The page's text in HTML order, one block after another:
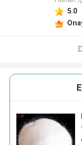
5.0